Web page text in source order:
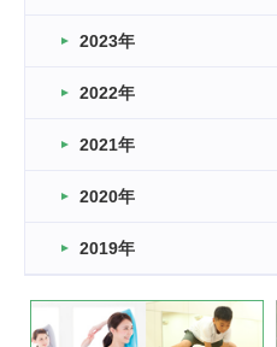
卒業・卒園の季節★
2026.03.11
緑ケ丘体育館
2022.11.03
緑ケ丘体育館
いたっぼーる大会☆彡
緑ケ丘体育館
2023年
2022年
2021年
2020年
2019年